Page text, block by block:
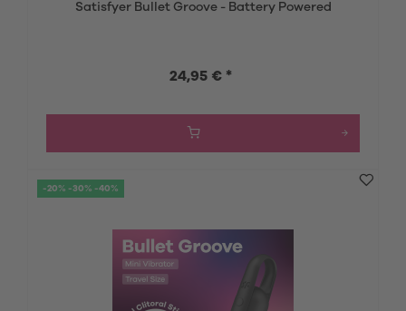
Satisfyer Bullet Groove - Battery Powered
24,95 € *
-20% -30% -40%